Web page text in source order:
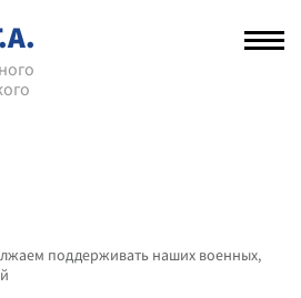
поддерживать наших военных,